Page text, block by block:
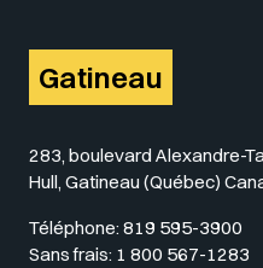
Gatineau
283, boulevard Alexandre-
Hull, Gatineau (Québec)
Téléphone: 819 595-3900
Sans frais: 1 800 567-1283